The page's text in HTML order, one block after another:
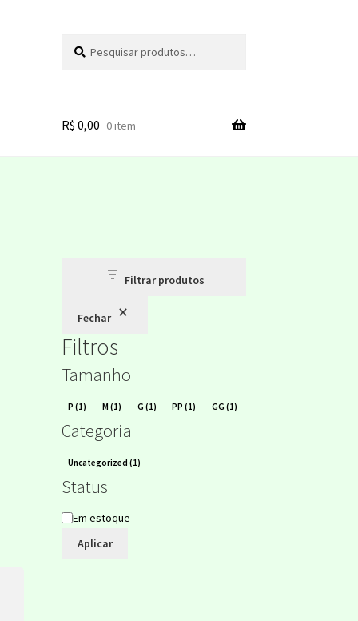
por:
R$ 0,00 0 item
Filtrar produtos
Fechar
Filtros
Tamanho
Tamanho
P(1) M (1) G (1) PP(1) GG(1)
Categoria
Categoria
Uncategorized(1)
Status
Status
Em estoque
Aplicar